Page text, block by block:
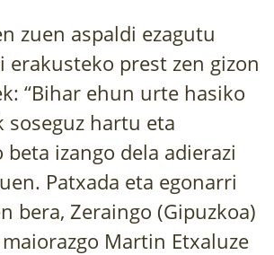
zuen aspaldi ezagutu
erakusteko prest zen gizon
“Bihar ehun urte hasiko
soseguz hartu eta
beta izango dela adierazi
Patxada eta egonarri
bera, Zeraingo (Gipuzkoa)
Martin Etxaluze